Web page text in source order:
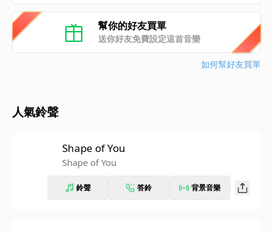
幫你的好友買單
送你好友免費設定這首音樂
如何幫好友買單
人氣鈴聲
Shape of You
Shape of You
鈴聲 答鈴 背景音樂